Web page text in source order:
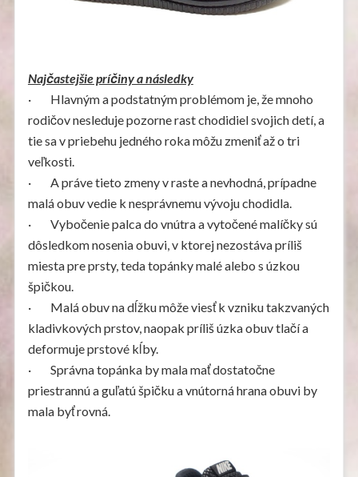
Najčastejšie príčiny a následky
· Hlavným a podstatným problémom je, že mnoho
rodičov nesleduje pozorne rast chodidiel svojich detí, a
tie sa v priebehu jedného roka môžu zmeniť až o tri
veľkosti.
· A práve tieto zmeny v raste a nevhodná, prípadne
malá obuv vedie k nesprávnemu vývoju chodidla.
· Vybočenie palca do vnútra a vytočené malíčky sú
dôsledkom nosenia obuvi, v ktorej nezostáva príliš
miesta pre prsty, teda topánky malé alebo s úzkou
špičkou.
· Malá obuv na dĺžku môže viesť k vzniku takzvaných
kladivkových prstov, naopak príliš úzka obuv tlačí a
deformuje prstové kĺby.
· Správna topánka by mala mať dostatočne
priestrannú a guľatú špičku a vnútorná hrana obuvi by
mala byť rovná.